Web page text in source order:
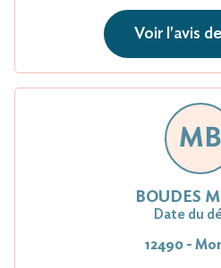
Voir l'avis
MB
BOUDES
Date du
12490 -